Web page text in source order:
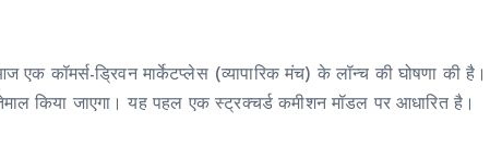
एक कॉमर्स-ड्रिवन मार्केटप्लेस (व्यापारिक मंच) के लॉन्च की घोषणा की
किया जाएगा। यह पहल एक स्ट्रक्चर्ड कमीशन मॉडल पर आधारित है।